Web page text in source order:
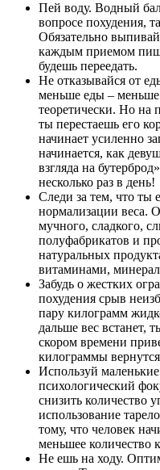
Пей воду. Водный
вопросе похудения,
Обязательно
каждым приемом
будешь переедать.
Не отказывайся от
меньше еды –
теоретически. Но на
ты перестаешь его
начинает усиленно
начинается, как
взгляда на
несколько раз в день!
Следи за тем, что ты
нормализации веса.
мучного, сладкого,
полуфабрикатов и
натуральных
витаминами,
Забудь о жестких
похудения срыв
пару килограмм
дальше вес встанет,
скором времени
килограммы
Используй
психологический
снизить количество
использование
тому, что человек
меньшее количество
Не ешь на ходу.